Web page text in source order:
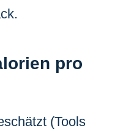
pro
(Tools